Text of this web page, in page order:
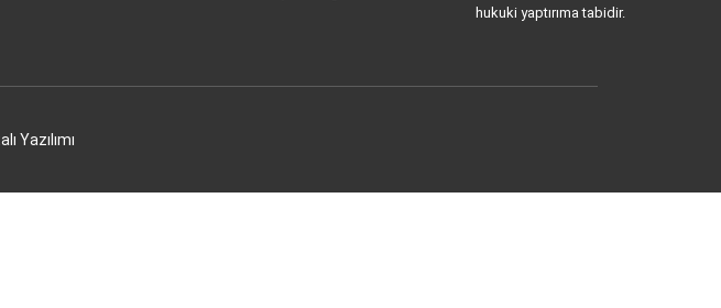
hukuki yaptırıma tabidir.
Yazılımı